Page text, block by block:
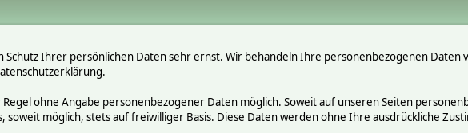
Schutz Ihrer persönlichen Daten sehr ernst. Wir behandeln Ihre personenbezogenen
ohne Angabe personenbezogener Daten möglich. Soweit auf unseren Seiten
möglich, stets auf freiwilliger Basis. Diese Daten werden ohne Ihre ausdrückliche